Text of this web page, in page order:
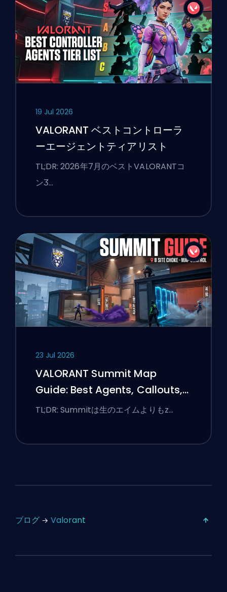
19 Jul 2026
VALORANT ベストコントローラ
ーエージェントティアリスト
TL;DR: 2026年7月のベストVALORANTコ
ンӠ…
23 Jul 2026
VALORANT Summit Map
Guide: Best Agents, Callouts,
and Smokes
TL;DR: Summitは生のエイムよりもz…
ブログ Valorant